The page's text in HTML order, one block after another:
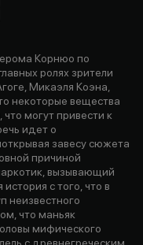
Корнюо по
ролях зрители
Микаэля Коэна,
некоторые вещества
могут привести к
идет о
завесу сюжета
причиной
вызывающий
с того, что в
неизвестного
что маньяк
мифического
с древнегреческим